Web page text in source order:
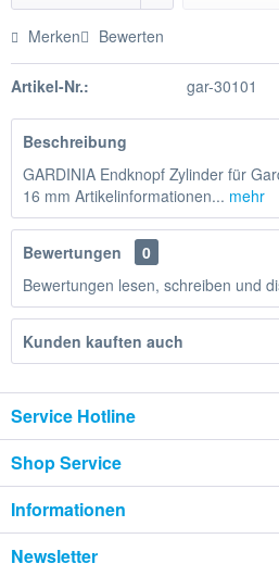
Merken Bewerten
Artikel-Nr.: gar-30101
Beschreibung
GARDINIA Endknopf Zylinder für
16 mm Artikelinformationen... mehr
Bewertungen
0
Bewertungen lesen, schreiben und
Kunden kauften auch
Service Hotline
Shop Service
Informationen
Newsletter